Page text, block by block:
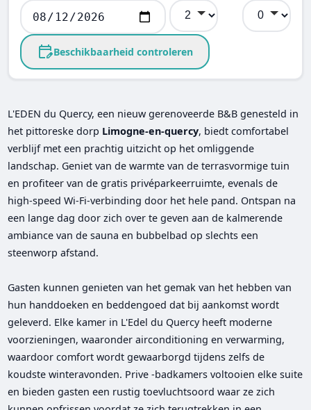
Beschikbaarheid controleren
L'EDEN du Quercy, een nieuw gerenoveerde B&B genesteld in
het pittoreske dorp Limogne-en-quercy, biedt comfortabel
verblijf met een prachtig uitzicht op het omliggende
landschap. Geniet van de warmte van de terrasvormige tuin
en profiteer van de gratis privéparkeerruimte, evenals de
high-speed Wi-Fi-verbinding door het hele pand. Ontspan na
een lange dag door zich over te geven aan de kalmerende
ambiance van de sauna en bubbelbad op slechts een
steenworp afstand.
Gasten kunnen genieten van het gemak van het hebben van
hun handdoeken en beddengoed dat bij aankomst wordt
geleverd. Elke kamer in L'Edel du Quercy heeft moderne
voorzieningen, waaronder airconditioning en verwarming,
waardoor comfort wordt gewaarborgd tijdens zelfs de
koudste winteravonden. Prive -badkamers voltooien elke suite
en bieden gasten een rustig toevluchtsoord waar ze zich